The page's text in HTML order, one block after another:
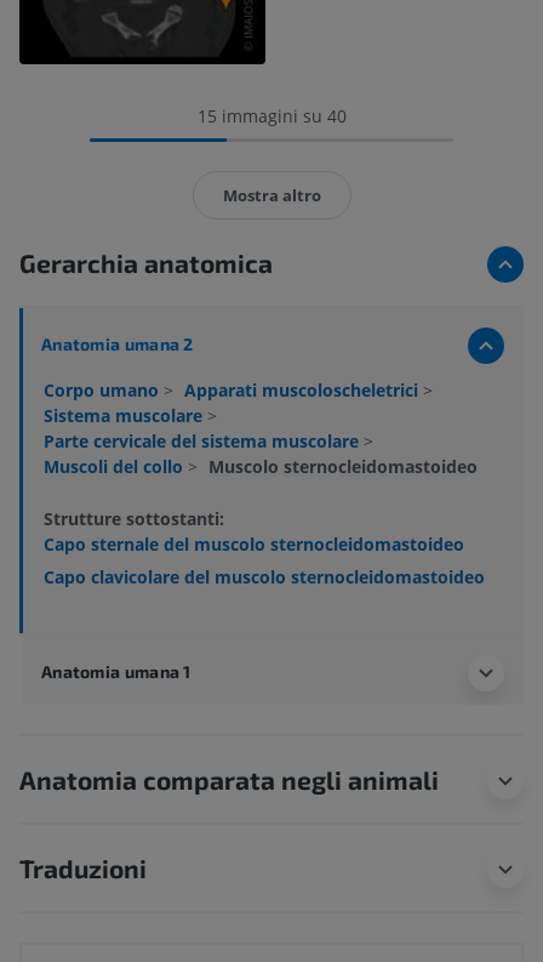
15 immagini su 40
Mostra altro
Gerarchia anatomica
Anatomia umana 2
Corpo umano > Apparati muscoloscheletrici >
Sistema muscolare >
Parte cervicale del sistema muscolare >
Muscoli del collo > Muscolo sternocleidomastoideo
Strutture sottostanti:
Capo sternale del muscolo sternocleidomastoideo
Capo clavicolare del muscolo sternocleidomastoideo
Anatomia umana 1
Anatomia comparata negli animali
Traduzioni